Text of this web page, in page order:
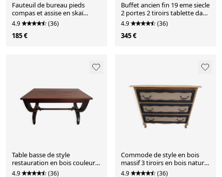
Fauteuil de bureau pieds
compas et assise en skaï
rouge, 1950
4.9 (36)
185 €
Buffet ancien fin 19 eme siecle
2 portes 2 tiroirs tablette dans
sa patine
4.9 (36)
345 €
Table basse de style
restauration en bois couleur
acajou/ Très bon état
4.9 (36)
Commode de style en bois
massif 3 tiroirs en bois naturel
et noir avec tiro
4.9 (36)